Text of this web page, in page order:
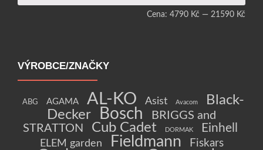
Cena: 4790 Kč — 21590 Kč
VÝROBCE/ZNAČKY
ABG AGAMA AL-KO Asist Avacom
Black-
Decker
Bosch
BRIGGS and
STRATTON
Cub Cadet DORMAK Einhell
ELEM garden Fieldmann Fiskars